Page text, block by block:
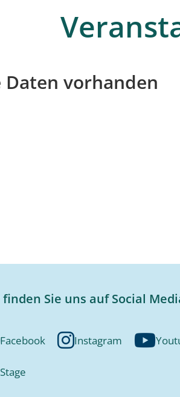
Daten vorhanden
Sie uns auf Social
Facebook Instagram
Stage